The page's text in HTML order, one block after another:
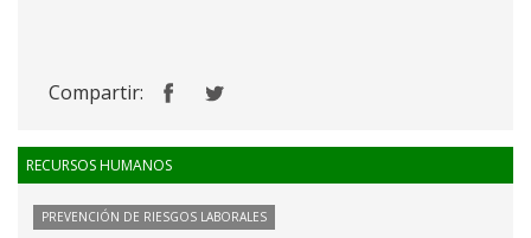
Compartir:
RECURSOS HUMANOS
PREVENCIÓN DE RIESGOS LABORALES